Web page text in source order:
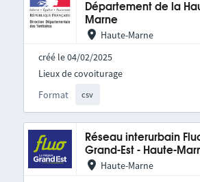
Département de la
Marne
Haute-Marne
créé le 04/02/2025
Format csv
Lieux de covoiturage
Réseau interurbain
Grand-Est - Haute-
Haute-Marne